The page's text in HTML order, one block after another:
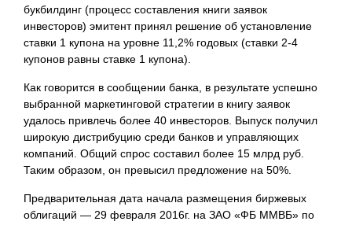
букбилдинг (процесс составления книги заявок
инвесторов) эмитент принял решение об установление
ставки 1 купона на уровне 11,2% годовых (ставки 2-4
купонов равны ставке 1 купона).
Как говорится в сообщении банка, в результате успешно
выбранной маркетинговой стратегии в книгу заявок
удалось привлечь более 40 инвесторов. Выпуск получил
широкую дистрибуцию среди банков и управляющих
компаний. Общий спрос составил более 15 млрд руб.
Таким образом, он превысил предложение на 50%.
Предварительная дата начала размещения биржевых
облигаций — 29 февраля 2016г. на ЗАО «ФБ ММВБ» по